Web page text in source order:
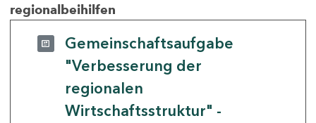
regionalbeihilfen
Gemeinschaftsaufgabe
"Verbesserung der
regionalen
Wirtschaftsstruktur" -